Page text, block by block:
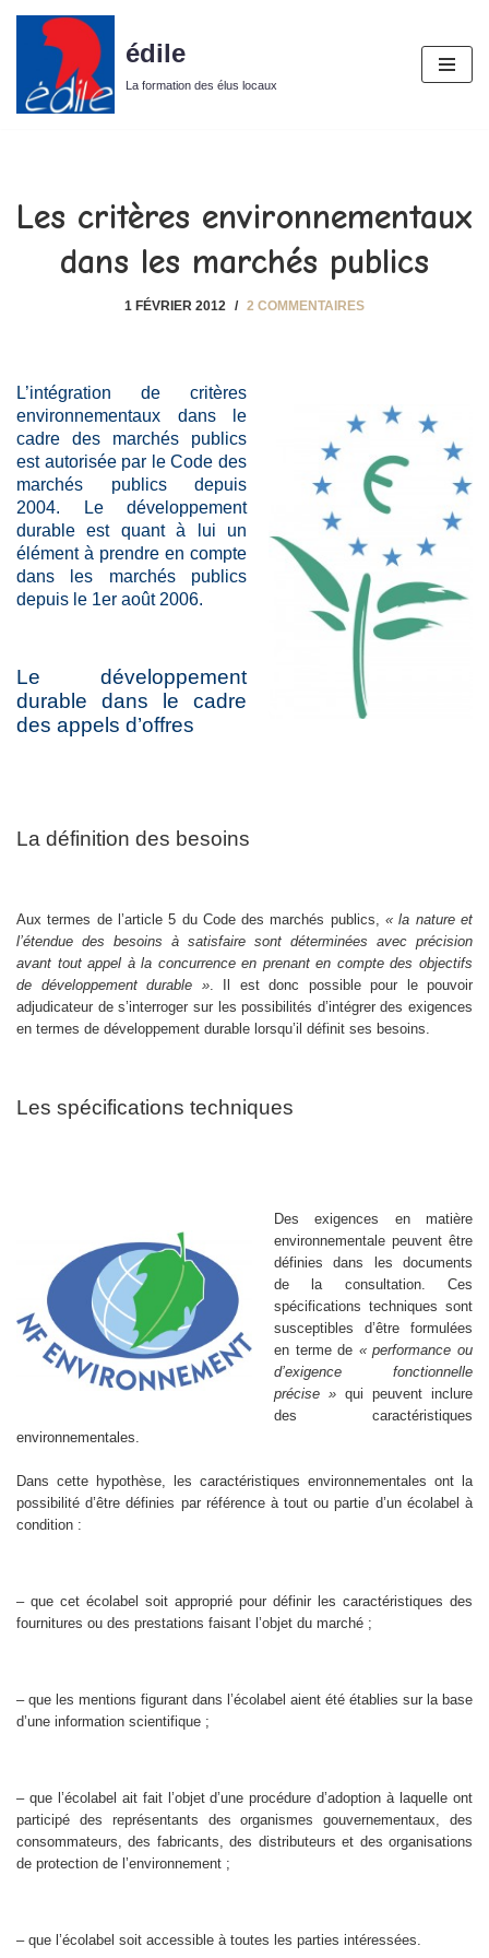
contenu
édile
La formation des élus locaux
Les critères environnementaux
dans les marchés publics
1 FÉVRIER 2012 2 COMMENTAIRES
L’intégration de critères
environnementaux dans le
cadre des marchés publics
est autorisée par le Code des
marchés publics depuis
2004. Le développement
durable est quant à lui un
élément à prendre en compte
dans les marchés publics
depuis le 1er août 2006.
Le développement
durable dans le cadre
des appels d’offres
La définition des besoins
Aux termes de l’article 5 du Code des marchés publics,« la nature et
l’étendue des besoins à satisfaire sont déterminées avec précision
avant tout appel à la concurrence en prenant en compte des objectifs
de développement durable ». Il est donc possible pour le pouvoir
adjudicateur de s’interroger sur les possibilités d’intégrer des exigences
en termes de développement durable lorsqu’il définit ses besoins.
Les spécifications techniques
Des exigences en matière
environnementale peuvent être
définies dans les documents
de la consultation. Ces
spécifications techniques sont
susceptibles d’être formulées
en terme de « performance ou
d’exigence fonctionnelle
précise » qui peuvent inclure
des caractéristiques
environnementales.
Dans cette hypothèse, les caractéristiques environnementales ont la
possibilité d’être définies par référence à tout ou partie d’un écolabel à
condition :
– que cet écolabel soit approprié pour définir les caractéristiques des
fournitures ou des prestations faisant l’objet du marché ;
– que les mentions figurant dans l’écolabel aient été établies sur la base
d’une information scientifique ;
– que l’écolabel ait fait l’objet d’une procédure d’adoption à laquelle ont
participé des représentants des organismes gouvernementaux, des
consommateurs, des fabricants, des distributeurs et des organisations
de protection de l’environnement ;
– que l’écolabel soit accessible à toutes les parties intéressées.